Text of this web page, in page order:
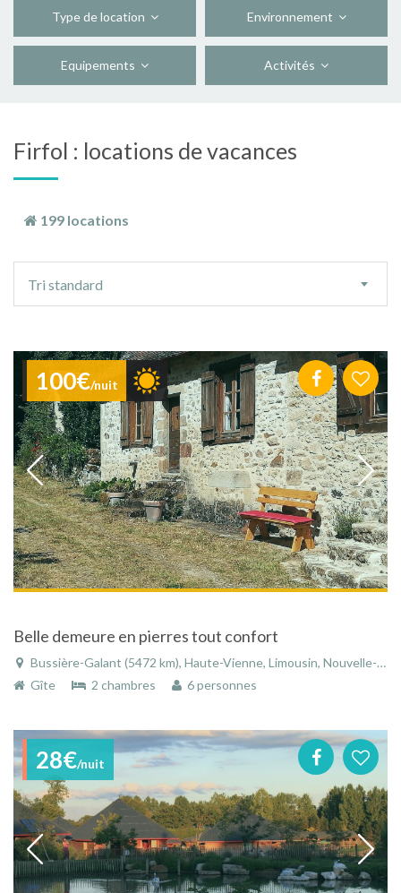
Type de location Environnement
Equipements Activités
Firfol : locations de vacances
199 locations
tri
Tri standard
100€/nuit
Belle demeure en pierres tout confort
Bussière-Galant (5472 km), Haute-Vienne, Limousin, Nouvelle-Aquitaine, France
Gîte
2 chambres 6 personnes
28€/nuit